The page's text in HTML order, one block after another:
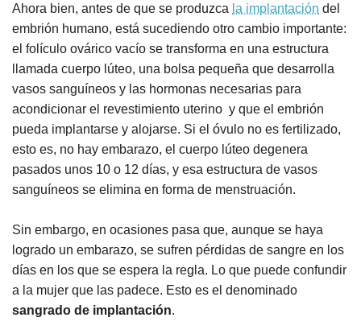
Ahora bien, antes de que se produzca la implantación del
embrión humano, está sucediendo otro cambio importante:
el folículo ovárico vacío se transforma en una estructura
llamada cuerpo lúteo, una bolsa pequeña que desarrolla
vasos sanguíneos y las hormonas necesarias para
acondicionar el revestimiento uterino y que el embrión
pueda implantarse y alojarse. Si el óvulo no es fertilizado,
esto es, no hay embarazo, el cuerpo lúteo degenera
pasados unos 10 o 12 días, y esa estructura de vasos
sanguíneos se elimina en forma de menstruación.
Sin embargo, en ocasiones pasa que, aunque se haya
logrado un embarazo, se sufren pérdidas de sangre en los
días en los que se espera la regla. Lo que puede confundir
a la mujer que las padece. Esto es el denominado
sangrado de implantación.